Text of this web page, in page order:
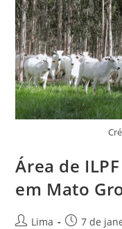
Área de
em Mato
Lima 7 de